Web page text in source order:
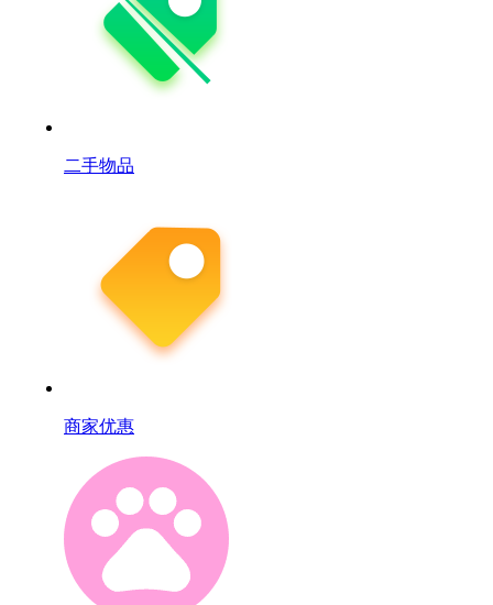
二手物品
商家优惠